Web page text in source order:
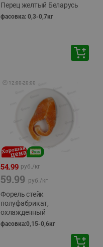
Перец желтый Беларусь
фасовка: 0,3-0,7кг
🕘 12:00-20:00
54.99 руб./кг
59.99 руб./кг
Форель стейк
полуфабрикат,
охлажденный
фасовка:0,15-0,6кг